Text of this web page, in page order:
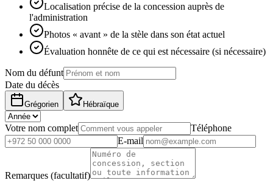
Localisation précise de la concession auprès de
l'administration
Photos « avant » de la stèle dans son état actuel
Évaluation honnête de ce qui est nécessaire (si nécessaire)
Nom du défunt
Date du décès
Grégorien Hébraïque
Votre nom complet
Téléphone
E-mail
Remarques (facultatif)